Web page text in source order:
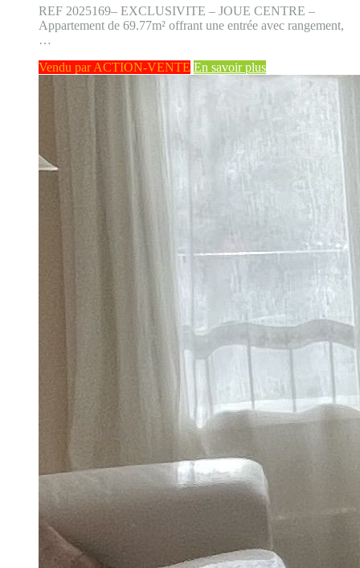
REF 2025169– EXCLUSIVITE – JOUE CENTRE –
Appartement de 69.77m² offrant une entrée avec rangement,
…
Vendu par ACTION-VENTE En savoir plus